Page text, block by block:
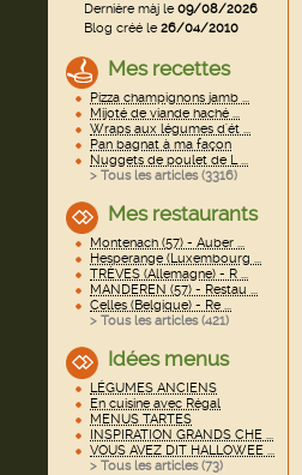
Dernière màj le09/08/2026
Blog créé le26/04/2010
Mes recettes
Pizza champignons jamb ...
Mijoté de viande haché ...
Wraps aux légumes d'ét ...
Pan bagnat à ma façon
Nuggets de poulet de L ...
> Tous les articles (3316)
Mes restaurants
Montenach (57) - Auber ...
Hesperange (Luxembourg ...
TRÈVES (Allemagne) - R ...
MANDEREN (57) - Restau ...
Celles (Belgique) - Re ...
> Tous les articles (421)
Idées menus
LÉGUMES ANCIENS
En cuisine avec Régal
MENUS TARTES
INSPIRATION GRANDS CHE ...
VOUS AVEZ DIT HALLOWEE ...
> Tous les articles (73)